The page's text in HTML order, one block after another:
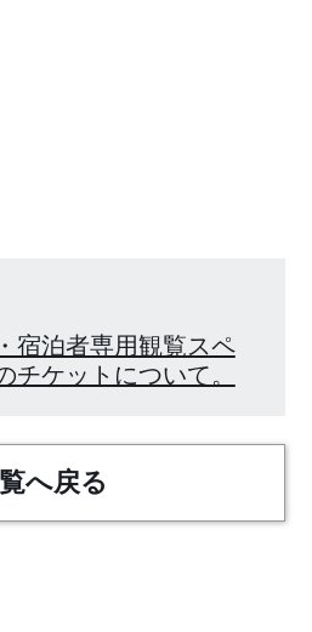
宿泊者専用観覧スペ
チケットについて。
へ戻る